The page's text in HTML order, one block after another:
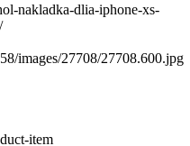
nakladka-dlia-iphone-xs-
images/27708/27708.600.jpg